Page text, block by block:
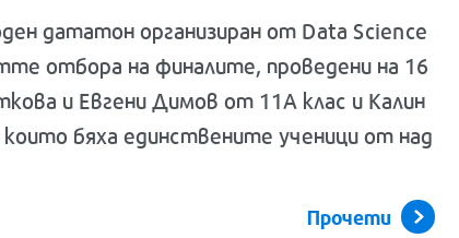
дататон организиран от Data Science
отбора на финалите, проведени на 16
и Евгени Димов от 11А клас и Калин
бяха единствените ученици от над
Прочети